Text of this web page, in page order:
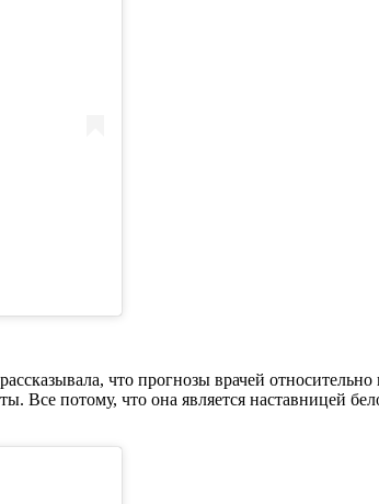
что прогнозы врачей
Все потому, что она является наставницей